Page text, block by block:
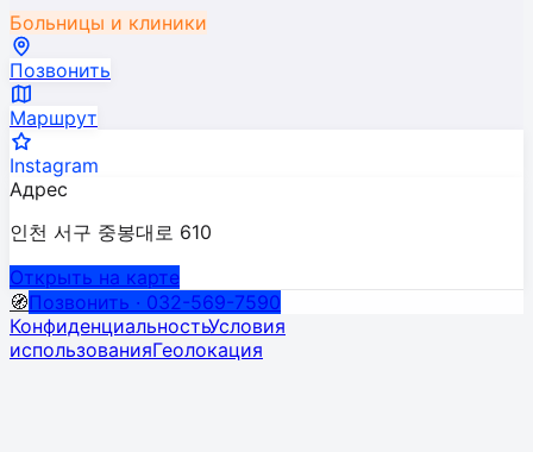
Больницы и клиники
Позвонить
Маршрут
Instagram
Адрес
인천 서구 중봉대로 610
Открыть на карте
🧭Позвонить · 032-569-7590
КонфиденциальностьУсловия
использованияГеолокация